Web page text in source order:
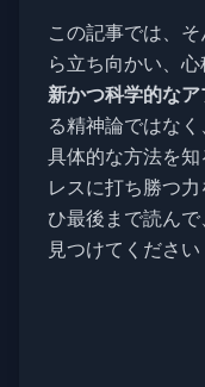
この記事では、
ら立ち向かい、
新かつ科学的な
る精神論ではな
具体的な方法を
レスに打ち勝つ
ひ最後まで読ん
見つけてください